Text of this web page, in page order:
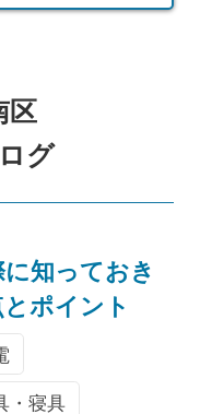
区
グ
知っておき
ポイント
・寝具